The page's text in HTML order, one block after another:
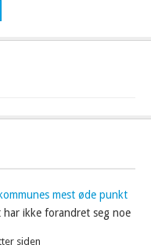
mest øde punkt
ikke forandret seg noe
siden